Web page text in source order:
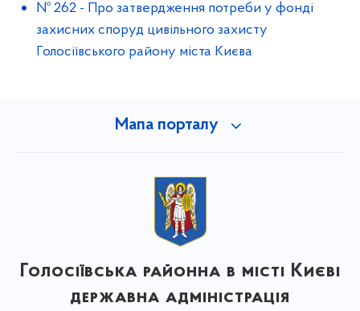
№ 262 - Про затвердження потреби у фонді
захисних споруд цивільного захисту
Голосіївського району міста Києва
Мапа порталу
Голосіївська районна в місті Києві
державна адміністрація